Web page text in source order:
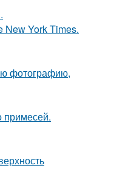
New York Times.
фотографию,
примесей.